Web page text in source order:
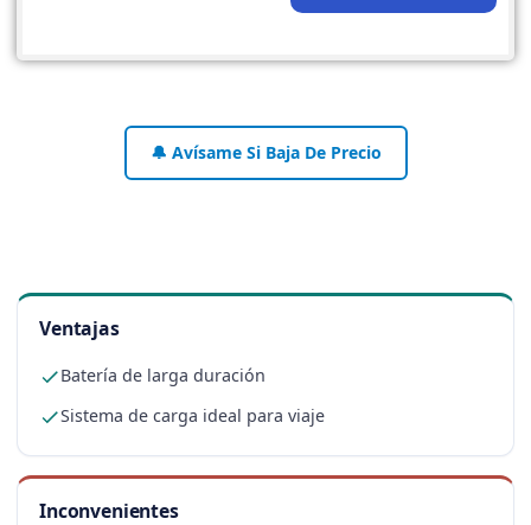
🔔 Avísame Si Baja De Precio
Ventajas
Batería de larga duración
Sistema de carga ideal para viaje
Inconvenientes